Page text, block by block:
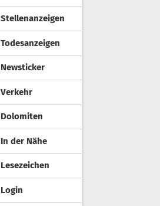
Stellenanzeigen
Todesanzeigen
Newsticker
Verkehr
Dolomiten
In der Nähe
Lesezeichen
Login